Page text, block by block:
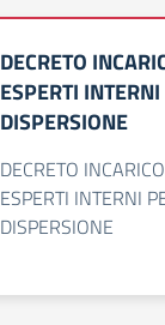
DECRETO
ESPERTI
DISPERSIONE
DECRETO
ESPERTI INTERNI
DISPERSIONE